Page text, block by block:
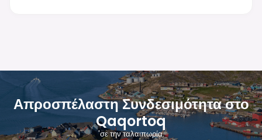
Απροσπέλαστη Συνδεσιμότητα στο
Qaqortoq
'σε την ταλαιπωρία.